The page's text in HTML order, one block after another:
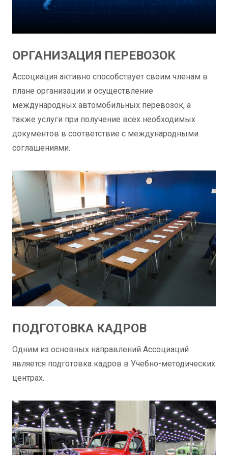
ОРГАНИЗАЦИЯ ПЕРЕВОЗОК
Ассоциация активно способствует своим членам в
плане организации и осуществление
международных автомобильных перевозок, а
также услуги при получение всех необходимых
документов в соответствие с международными
соглашениями.
ПОДГОТОВКА КАДРОВ
Одним из основных направлений Ассоциаций
является подготовка кадров в Учебно-методических
центрах.